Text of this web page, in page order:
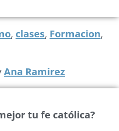
, clases, Formacion,
Ana Ramirez
tu fe católica?